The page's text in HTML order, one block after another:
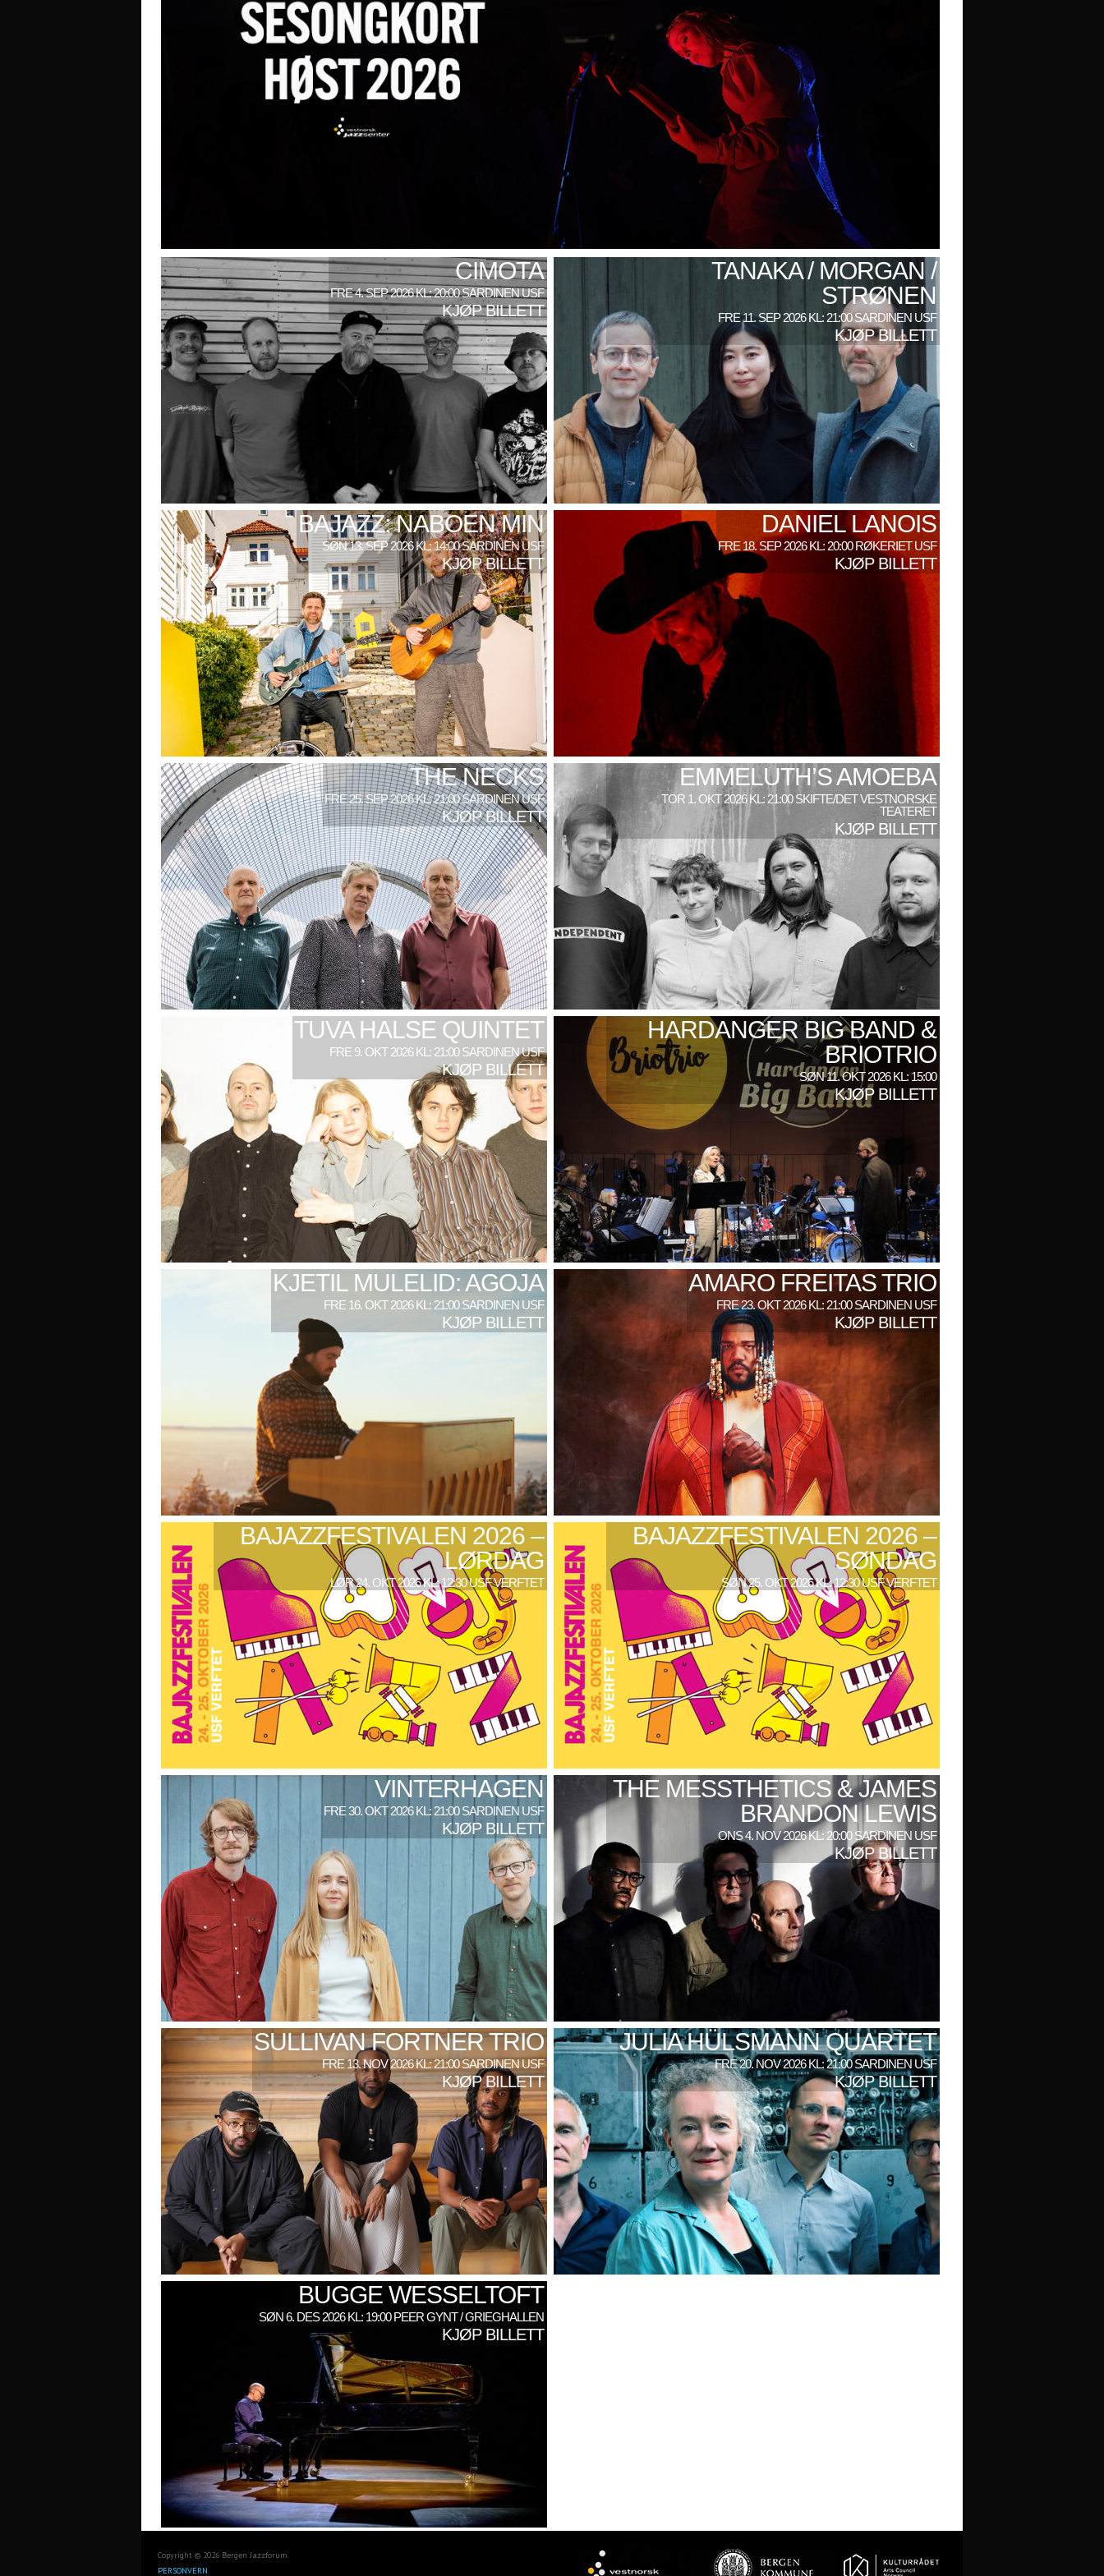
CIMOTA
FRE 4. SEP 2026 KL: 20:00 SARDINEN USF
KJØP BILLETT
TANAKA / MORGAN /
STRØNEN
FRE 11. SEP 2026 KL: 21:00 SARDINEN USF
KJØP BILLETT
BAJAZZ: NABOEN MIN
SØN 13. SEP 2026 KL: 14:00 SARDINEN USF
KJØP BILLETT
DANIEL LANOIS
FRE 18. SEP 2026 KL: 20:00 RØKERIET USF
KJØP BILLETT
THE NECKS
FRE 25. SEP 2026 KL: 21:00 SARDINEN USF
KJØP BILLETT
EMMELUTH’S AMOEBA
TOR 1. OKT 2026 KL: 21:00 SKIFTE/DET VESTNORSKE
TEATERET
KJØP BILLETT
TUVA HALSE QUINTET
FRE 9. OKT 2026 KL: 21:00 SARDINEN USF
KJØP BILLETT
HARDANGER BIG BAND &
BRIOTRIO
SØN 11. OKT 2026 KL: 15:00
KJØP BILLETT
KJETIL MULELID: AGOJA
FRE 16. OKT 2026 KL: 21:00 SARDINEN USF
KJØP BILLETT
AMARO FREITAS TRIO
FRE 23. OKT 2026 KL: 21:00 SARDINEN USF
KJØP BILLETT
BAJAZZFESTIVALEN 2026 –
LØRDAG
LØR 24. OKT 2026 KL: 12:30 USF VERFTET
BAJAZZFESTIVALEN 2026 –
SØNDAG
SØN 25. OKT 2026 KL: 12:30 USF VERFTET
VINTERHAGEN
FRE 30. OKT 2026 KL: 21:00 SARDINEN USF
KJØP BILLETT
THE MESSTHETICS & JAMES
BRANDON LEWIS
ONS 4. NOV 2026 KL: 20:00 SARDINEN USF
KJØP BILLETT
SULLIVAN FORTNER TRIO
FRE 13. NOV 2026 KL: 21:00 SARDINEN USF
KJØP BILLETT
JULIA HÜLSMANN QUARTET
FRE 20. NOV 2026 KL: 21:00 SARDINEN USF
KJØP BILLETT
BUGGE WESSELTOFT
SØN 6. DES 2026 KL: 19:00 PEER GYNT / GRIEGHALLEN
KJØP BILLETT
Copyright © 2026 Bergen Jazzforum.
PERSONVERN